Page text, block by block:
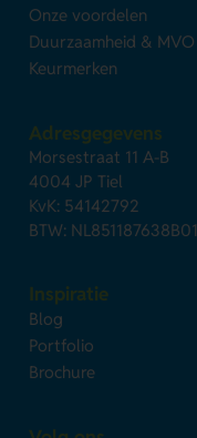
Onze voordelen
Duurzaamheid & MVO
Keurmerken
Adresgegevens
Morsestraat 11 A-B
4004 JP Tiel
KvK: 54142792
BTW: NL851187638B01
Inspiratie
Blog
Portfolio
Brochure